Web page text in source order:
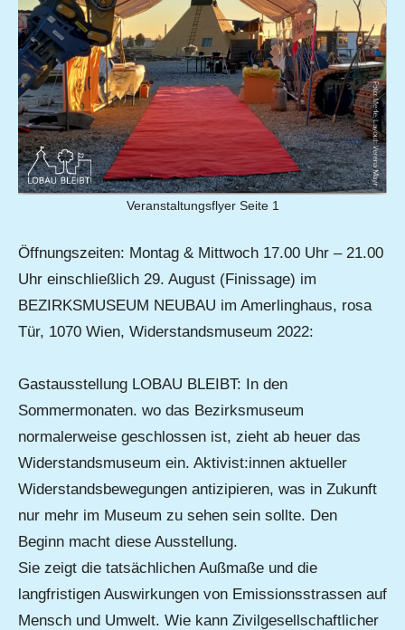
Veranstaltungsflyer Seite 1
Öffnungszeiten: Montag & Mittwoch 17.00 Uhr – 21.00
Uhr einschließlich 29. August (Finissage) im
BEZIRKSMUSEUM NEUBAU im Amerlinghaus, rosa
Tür, 1070 Wien, Widerstandsmuseum 2022:
Gastausstellung LOBAU BLEIBT: In den
Sommermonaten. wo das Bezirksmuseum
normalerweise geschlossen ist, zieht ab heuer das
Widerstandsmuseum ein. Aktivist:innen aktueller
Widerstandsbewegungen antizipieren, was in Zukunft
nur mehr im Museum zu sehen sein sollte. Den
Beginn macht diese Ausstellung.
Sie zeigt die tatsächlichen Außmaße und die
langfristigen Auswirkungen von Emissionsstrassen auf
Mensch und Umwelt. Wie kann Zivilgesellschaftlicher